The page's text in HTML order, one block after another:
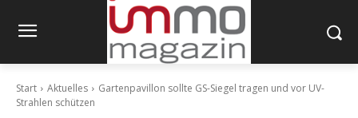
Start Aktuelles
Gartenpavillon sollte GS-Siegel tragen und vor UV-
Strahlen schützen